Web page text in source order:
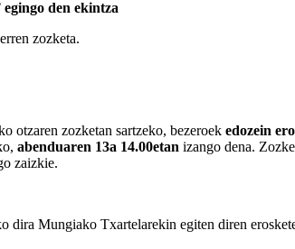
den ekintza
zozketa.
otzaren zozketan sartzeko, bezeroek edozein
abenduaren 13a 14.00etan izango dena.
zaizkie.
dira Mungiako Txartelarekin egiten diren